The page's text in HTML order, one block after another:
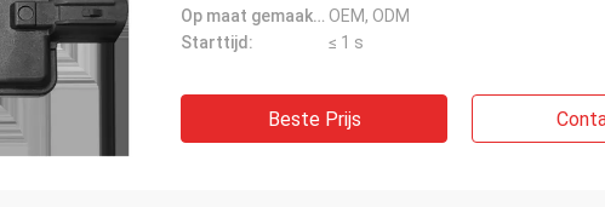
Op maat gemaakte ondersteuning: OEM, ODM
Starttijd:
≤ 1 s
Beste Prijs